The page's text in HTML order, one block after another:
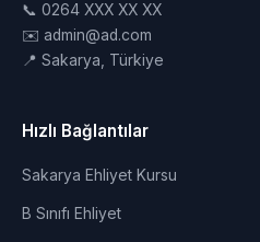
📞 0264 XXX XX XX
✉️ admin@ad.com
📍 Sakarya, Türkiye
Hızlı Bağlantılar
Sakarya Ehliyet Kursu
B Sınıfı Ehliyet